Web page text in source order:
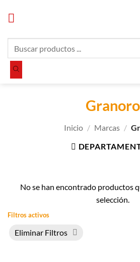
productos
Granoro
Inicio / Marcas /
No se han encontrado productos
selección.
Filtros activos
Eliminar Filtros